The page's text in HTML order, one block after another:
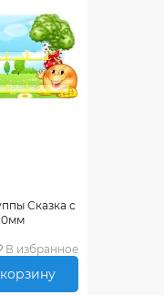
Сказка с
В избранное